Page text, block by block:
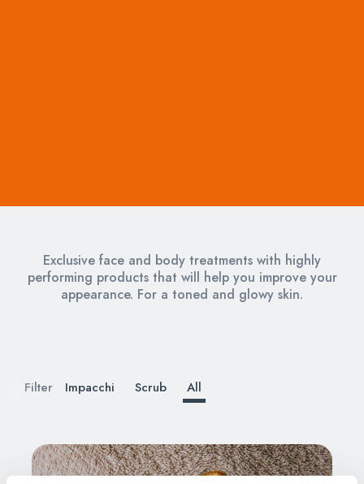
Exclusive face and body treatments with highly
performing products that will help you improve your
appearance. For a toned and glowy skin.
Filter Impacchi Scrub All